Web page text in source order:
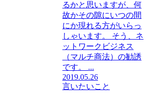
るかと思いますが、何
故かその隙にいつの間
にか現れる方がいらっ
しゃいます。 そう、ネ
ットワークビジネス
（マルチ商法）の勧誘
です。 ...
2019.05.26
言いたいこと